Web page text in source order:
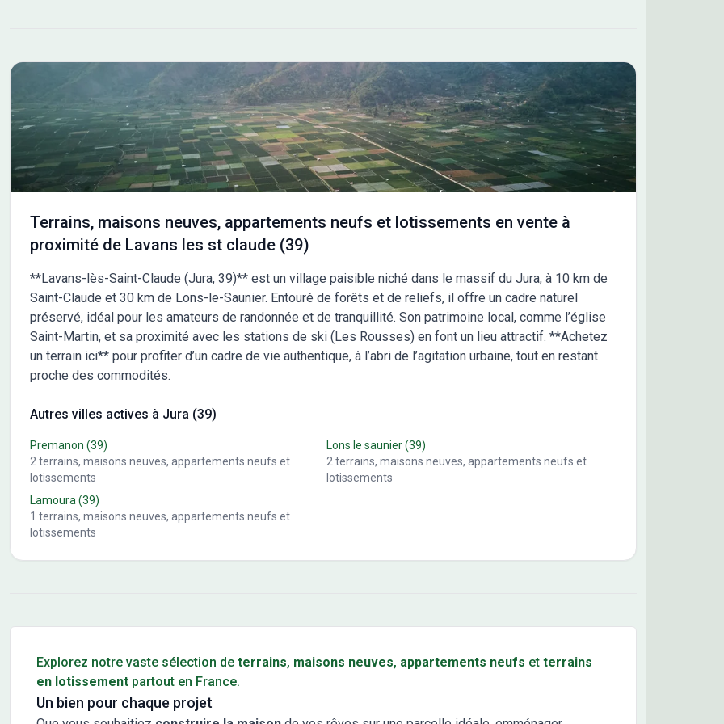
bibliothèque, boulodrome, tennis, professionnels de
sante, centre hospitalier, pharmacie, … Ces terrains sont
libres constructeurs pour laisser entièrement place à
votre projet. Vous pouvez compter sur un
accompagnement de qualité tout au long de votre achat.
Les informations sur les risques auxquels ce bien est
exposé sont disponibles sur le site Géorisques :
concernant ce terrain et nos différentes annonces
n'hésitez pas à contacter : Elodie GROSSELIN
Terrains, maisons neuves, appartements neufs et lotissements en vente à
proximité de Lavans les st claude (39)
**Lavans-lès-Saint-Claude (Jura, 39)** est un village paisible niché dans le massif du Jura, à 10 km de
Saint-Claude et 30 km de Lons-le-Saunier. Entouré de forêts et de reliefs, il offre un cadre naturel
préservé, idéal pour les amateurs de randonnée et de tranquillité. Son patrimoine local, comme l’église
Saint-Martin, et sa proximité avec les stations de ski (Les Rousses) en font un lieu attractif. **Achetez
un terrain ici** pour profiter d’un cadre de vie authentique, à l’abri de l’agitation urbaine, tout en restant
proche des commodités.
Autres villes actives à Jura (39)
Premanon (39)
2terrains, maisons neuves, appartements neufs et
lotissements
Lons le saunier(39)
2terrains, maisons neuves, appartements neufs et
lotissements
Lamoura(39)
1 terrains, maisons neuves, appartements neufs et
lotissements
Explorez notre vaste sélection de terrains, maisons neuves, appartements neufs et terrains
en lotissement partout en France.
Un bien pour chaque projet